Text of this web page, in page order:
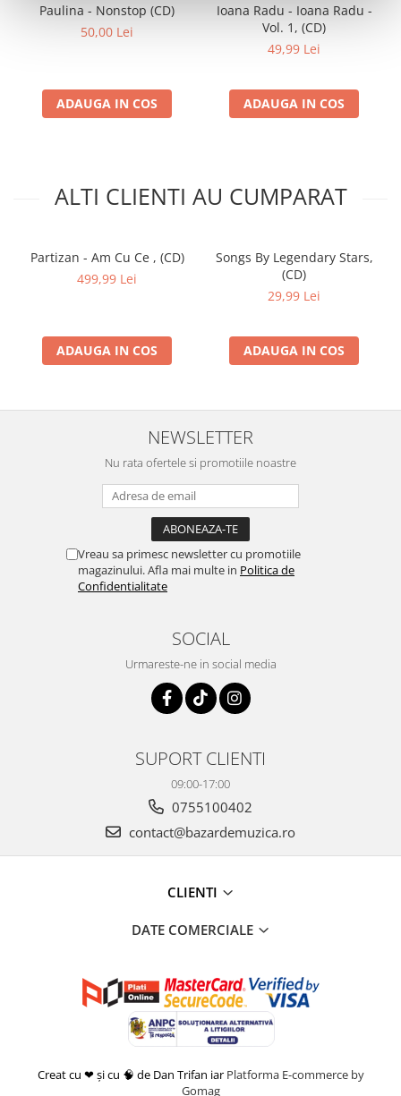
Paulina - Nonstop (CD)
50,00 Lei
ADAUGA IN COS
Ioana Radu - Ioana Radu -
Vol. 1, (CD)
49,99 Lei
ADAUGA IN COS
ALTI CLIENTI AU CUMPARAT
Partizan - Am Cu Ce , (CD)
499,99 Lei
ADAUGA IN COS
Songs By Legendary Stars,
(CD)
29,99 Lei
ADAUGA IN COS
NEWSLETTER
Nu rata ofertele si promotiile noastre
Vreau sa primesc newsletter cu promotiile
magazinului. Afla mai multe in Politica de
Confidentialitate
SOCIAL
Urmareste-ne in social media
SUPORT CLIENTI
09:00-17:00
0755100402
contact@bazardemuzica.ro
CLIENTI
DATE COMERCIALE
Creat cu ❤ și cu 🧠 de Dan Trifan iar Platforma E-commerce by
Gomag